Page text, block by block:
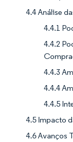
4.4 Análise
4.4.1
4.4.2
4.4.3
4.4.4
4.4.5
4.5 Impacto
4.6 Avanços